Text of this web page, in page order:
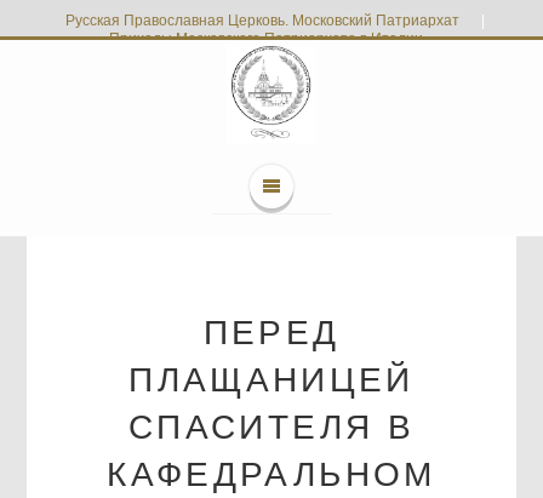
Русская Православная Церковь. Московский Патриархат
Приходы Московского Патриархата в Италии
ПЕРЕД
ПЛАЩАНИЦЕЙ
СПАСИТЕЛЯ В
КАФЕДРАЛЬНОМ